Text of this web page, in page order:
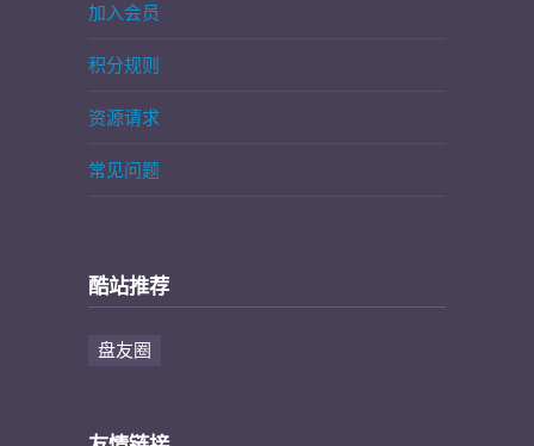
加入会员
积分规则
资源请求
常见问题
酷站推荐
盘友圈